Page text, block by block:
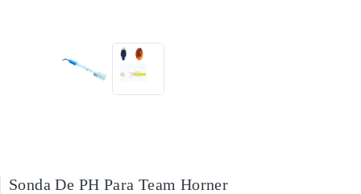
Sonda De PH Para Team Horner